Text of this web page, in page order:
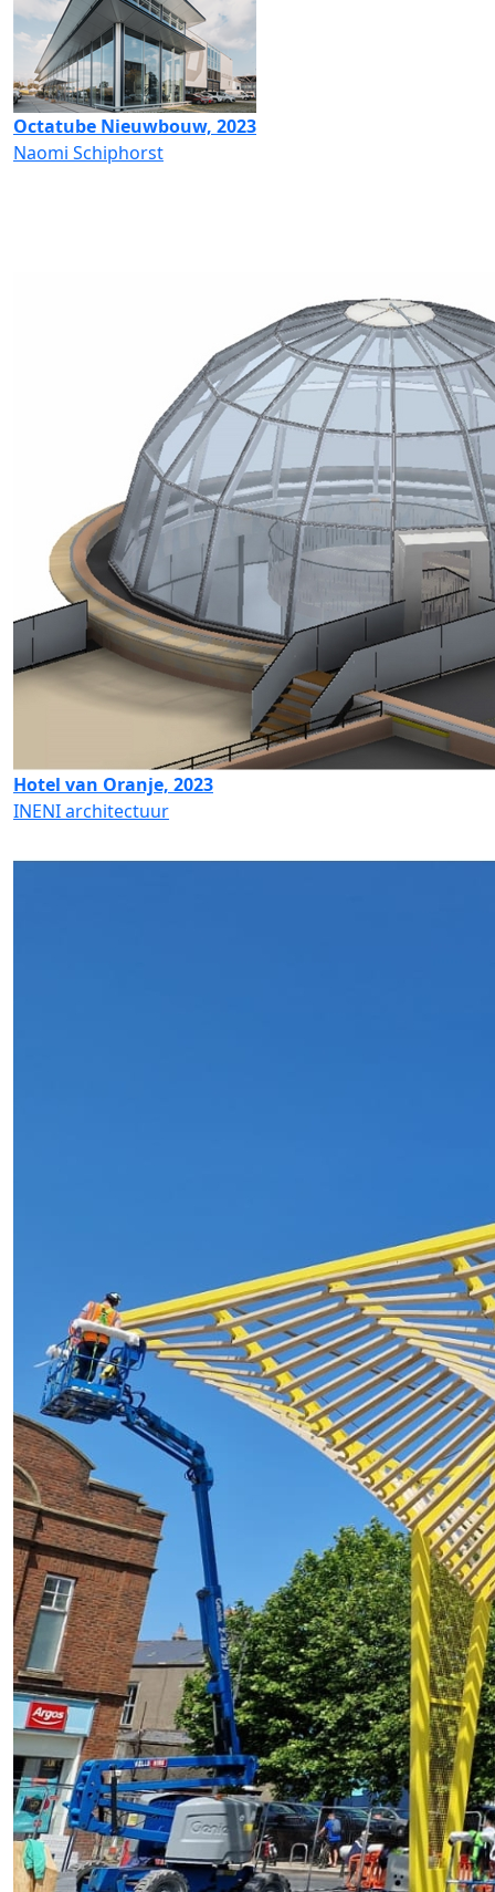
Octatube Nieuwbouw, 2023
Naomi Schiphorst
Hotel van Oranje, 2023
INENI architectuur